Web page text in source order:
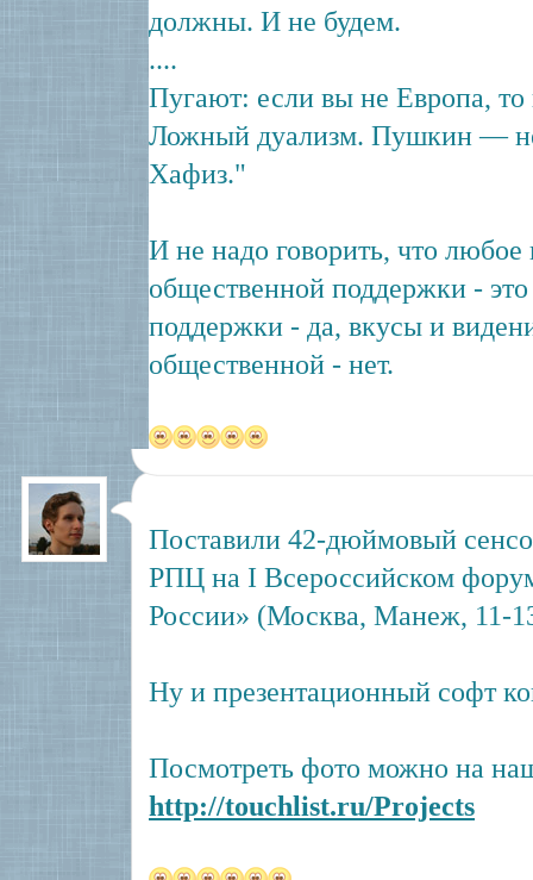
должны. И не будем.
....
Пугают: если вы не Европа, то
Ложный дуализм. Пушкин —
Хафиз."
И не надо говорить, что любое
общественной поддержки -
поддержки - да, вкусы и
общественной - нет.
Поставили 42-дюймовый
РПЦ на I Всероссийском
России» (Москва, Манеж, 11-
Ну и презентационный софт
Посмотреть фото можно на
http://touchlist.ru/Projects